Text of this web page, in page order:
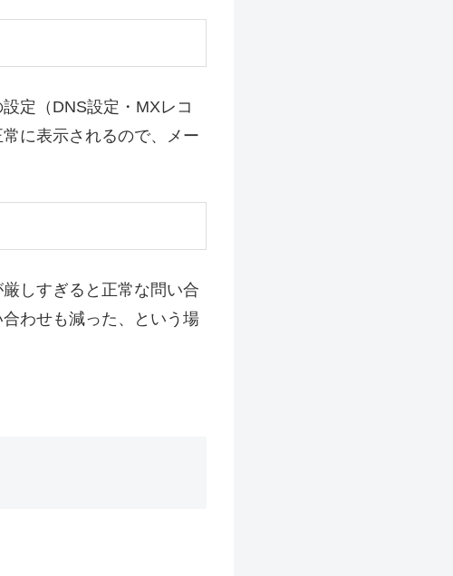
定（DNS設定・MXレコ
に表示されるので、メー
しすぎると正常な問い合
わせも減った、という場